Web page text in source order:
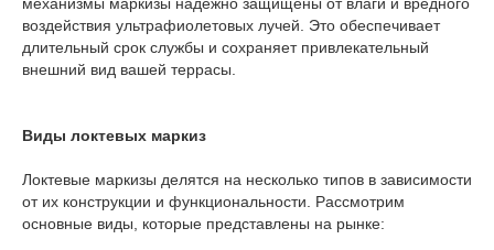
воздействия ультрафиолетовых лучей. Это обеспечивает
длительный срок службы и сохраняет привлекательный
внешний вид вашей террасы.
Виды локтевых маркиз
Локтевые маркизы делятся на несколько типов в зависимости
от их конструкции и функциональности. Рассмотрим
основные виды, которые представлены на рынке: